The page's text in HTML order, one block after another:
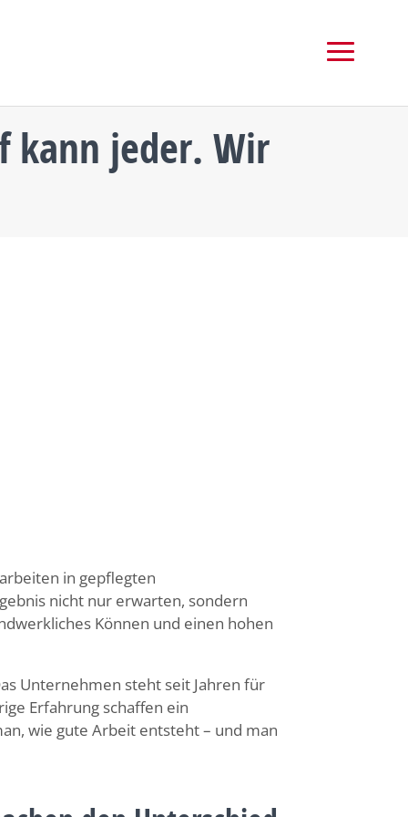
kann jeder. Wir
in gepflegten
nicht nur erwarten, sondern
Können und einen hohen
Unternehmen steht seit Jahren für
Erfahrung schaffen ein
wie gute Arbeit entsteht – und man